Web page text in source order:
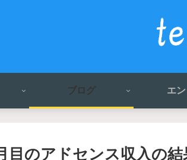
ブログ エ
目のアドセンス収入の結